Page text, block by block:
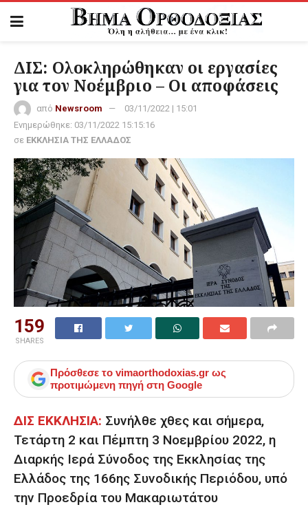
ΔΙΣ: Ολοκληρώθηκαν οι εργασίες
για τον Νοέμβριο – Οι αποφάσεις
από Newsroom
03/11/2022 | 15:01
Ενημερώθηκε: 03/11/2022 15:15:16
σε ΕΚΚΛΗΣΙΑ ΤΗΣ ΕΛΛΑΔΟΣ
159
SHARES
Πρόσθεσε το vimaorthodoxias.gr ως
προτιμώμενη πηγή στη Google
ΔΙΣ ΕΚΚΛΗΣΙΑ: Συνήλθε χθες και σήμερα,
Τετάρτη 2 και Πέμπτη 3 Νοεμβρίου 2022, η
Διαρκής Ιερά Σύνοδος της Εκκλησίας της
Ελλάδος της 166ης Συνοδικής Περιόδου, υπό
την Προεδρία του Μακαριωτάτου